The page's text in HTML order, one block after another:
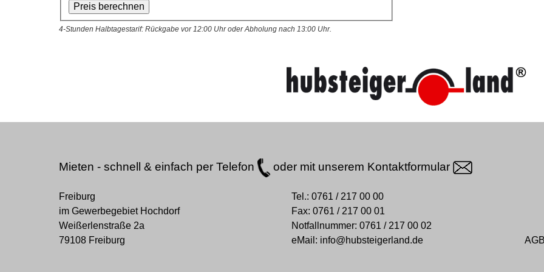
4-Stunden Halbtagestarif: Rückgabe vor 12:00 Uhr oder Abholung nach 13:00 Uhr.
Mieten - schnell & einfach per Telefon oder mit unserem Kontaktformular
Freiburg
im Gewerbegebiet Hochdorf
Weißerlenstraße 2a
79108 Freiburg
Tel.:0761 / 217 00 00
Fax:0761 / 217 00 01
Notfallnummer:0761 / 217 00 02
eMail: info@hubsteigerland.de AGB